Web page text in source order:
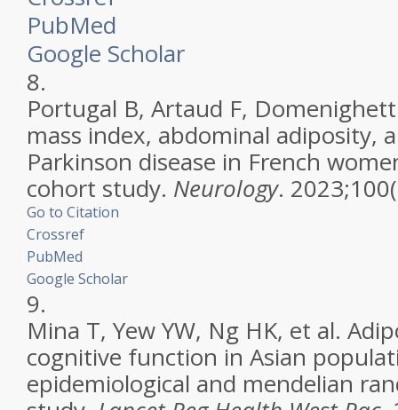
PubMed
Google Scholar
8.
Portugal B, Artaud F,
mass index, abdominal adiposity,
Parkinson disease in French
cohort study. Neurology.
Go to Citation
Crossref
PubMed
Google Scholar
9.
Mina T, Yew YW, Ng HK, et al.
cognitive function in Asian
epidemiological and mendelian